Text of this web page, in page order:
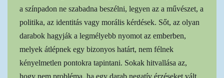
a színpadon ne szabadna beszélni, legyen az a művészet, a
politika, az identitás vagy morális kérdések. Sőt, az olyan
darabok hagyják a legmélyebb nyomot az emberben,
melyek átlépnek egy bizonyos határt, nem félnek
kényelmetlen pontokra tapintani. Sokak hitvallása az,
hogy nem probléma, ha egy darab negatív érzéseket vált